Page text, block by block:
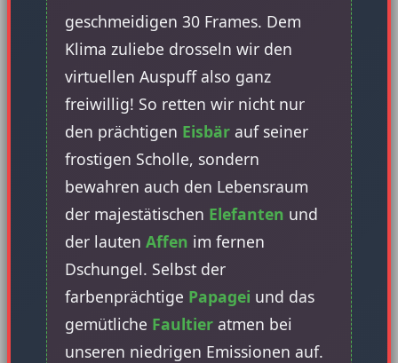
geschmeidigen 30 Frames. Dem
Klima zuliebe drosseln wir den
virtuellen Auspuff also ganz
freiwillig! So retten wir nicht nur
den prächtigen Eisbär auf seiner
frostigen Scholle, sondern
bewahren auch den Lebensraum
der majestätischen Elefanten und
der lauten Affen im fernen
Dschungel. Selbst der
farbenprächtige Papagei und das
gemütliche Faultier atmen bei
unseren niedrigen Emissionen auf.